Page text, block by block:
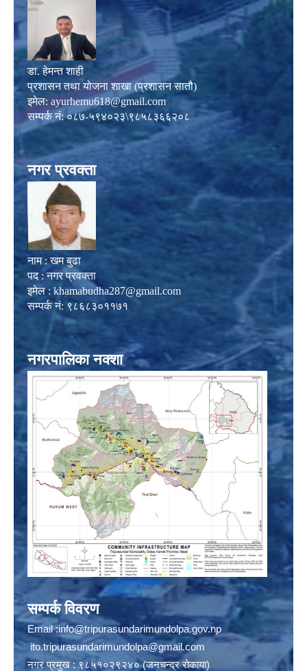
डा. हेमन्त शाही
प्रशासन तथा योजना शाखा (प्रशासन सातौ)
इमेल: ayurhemu618@gmail.com
सम्पर्क नं: ०८७-५९४०२३\९८५८३६६२०८
नगर प्रवक्ता
नाम : खम बुढा
पद : नगर प्रवक्ता
इमेल : khamabudha287@gmail.com
सम्पर्क नं: ९८६८३०११७१
नगरपालिका नक्शा
सम्पर्क विवरण
Email :info@tripurasundarimundolpa.gov.np
ito.tripurasundarimundolpa@gmail.com
नगर प्रमुख : ९८५१०२९२४० (जनचन्द्र रोकाया)